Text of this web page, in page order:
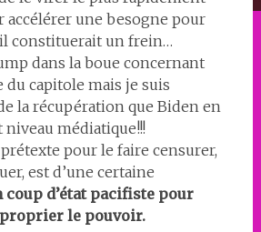
accélérer une besogne pour
constituerait un frein…
dans la boue concernant
du capitole mais je suis
la récupération que Biden en
niveau médiatique!!!
pour le faire censurer,
est d’une certaine
coup d’état pacifiste pour
le pouvoir.